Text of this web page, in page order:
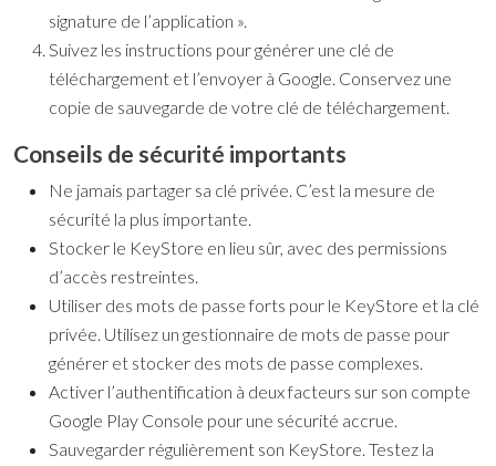
signature de l’application ».
Suivez les instructions pour générer une clé de
téléchargement et l’envoyer à Google. Conservez une
copie de sauvegarde de votre clé de téléchargement.
Conseils de sécurité importants
Ne jamais partager sa clé privée. C’est la mesure de
sécurité la plus importante.
Stocker le KeyStore en lieu sûr, avec des permissions
d’accès restreintes.
Utiliser des mots de passe forts pour le KeyStore et la clé
privée. Utilisez un gestionnaire de mots de passe pour
générer et stocker des mots de passe complexes.
Activer l’authentification à deux facteurs sur son compte
Google Play Console pour une sécurité accrue.
Sauvegarder régulièrement son KeyStore. Testez la